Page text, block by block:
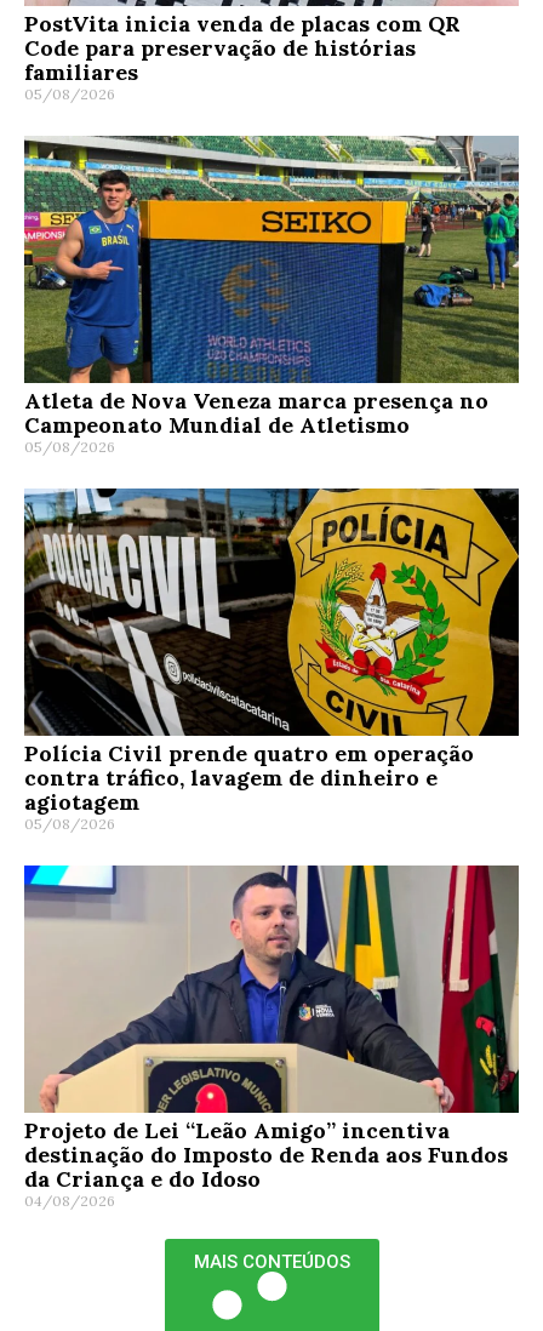
PostVita inicia venda de placas com QR
Code para preservação de histórias
familiares
05/08/2026
Atleta de Nova Veneza marca presença no
Campeonato Mundial de Atletismo
05/08/2026
Polícia Civil prende quatro em operação
contra tráfico, lavagem de dinheiro e
agiotagem
05/08/2026
Projeto de Lei “Leão Amigo” incentiva
destinação do Imposto de Renda aos Fundos
da Criança e do Idoso
04/08/2026
MAIS CONTEÚDOS